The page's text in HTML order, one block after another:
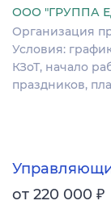
ООО "ГРУППА
Организация
Условия:
КЗоТ, начало
праздников,
от 220 000 ₽